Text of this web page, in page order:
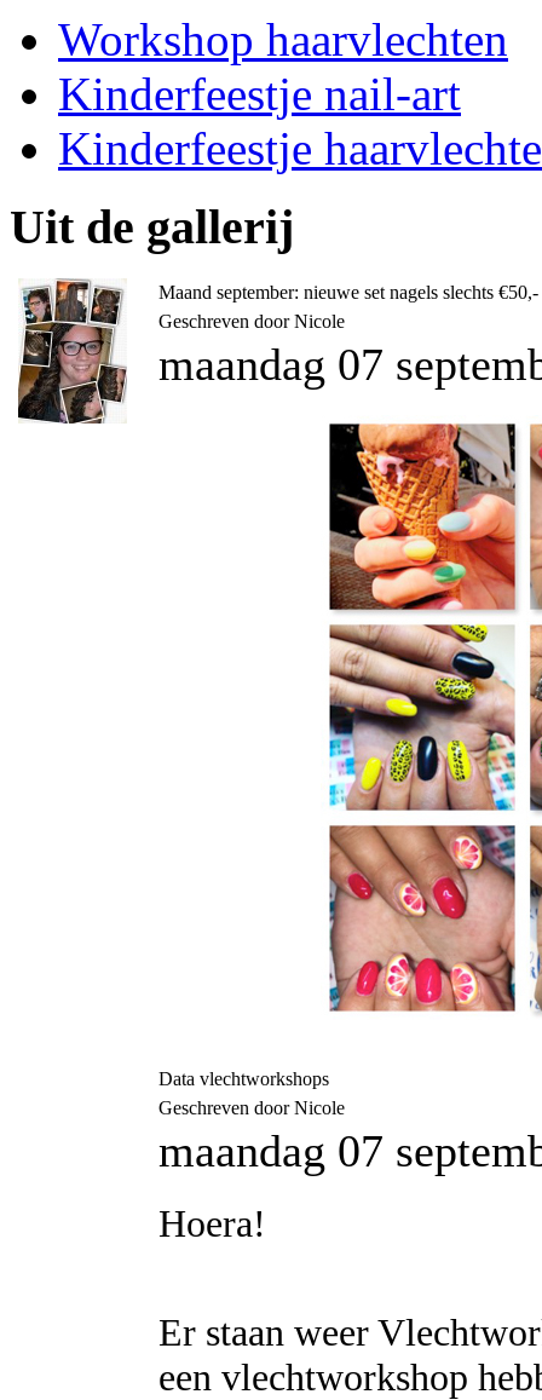
Workshop haarvlechten
Kinderfeestje nail-art
Kinderfeestje
Uit de gallerij
Maand september: nieuwe set nagels slechts €50,-
Geschreven door Nicole
maandag 07
Data vlechtworkshops
Geschreven door Nicole
maandag 07
Hoera!
Er staan weer
een vlechtworkshop